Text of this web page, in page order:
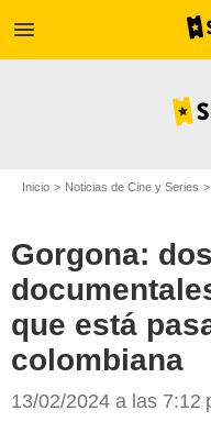
menu
Inicio Noticias de Cine y Series
Gorgona:
que está
colombiana
13/02/2024 a las 7:12